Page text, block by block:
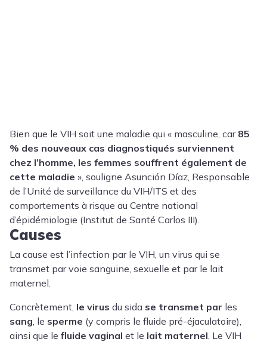
Bien que le VIH soit une maladie qui « masculine, car 85
% des nouveaux cas diagnostiqués surviennent
chez l’homme, les femmes souffrent également de
cette maladie », souligne Asunción Díaz, Responsable
de l’Unité de surveillance du VIH/ITS et des
comportements à risque au Centre national
d’épidémiologie (Institut de Santé Carlos III).
Causes
La cause est l’infection par le VIH, un virus qui se
transmet par voie sanguine, sexuelle et par le lait
maternel.
Concrètement, le virus du sida se transmet par les
sang, le sperme (y compris le fluide pré-éjaculatoire),
ainsi que le fluide vaginal et le lait maternel. Le VIH